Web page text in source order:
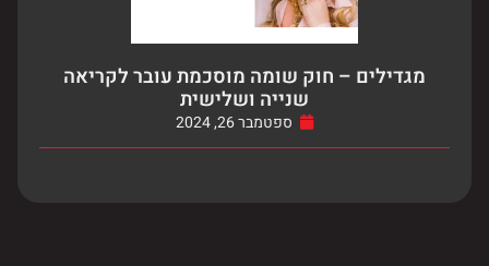
מגדילים – חוק שומה מוסכמת עובר לקריאה
שנייה ושלישית
ספטמבר 26, 2024